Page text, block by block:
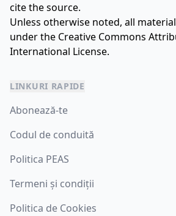
cite the source.
Unless otherwise noted, all
under the Creative Commons
International License.
LINKURI RAPIDE
Abonează-te
Codul de conduită
Politica PEAS
Termeni și condiții
Politica de Cookies